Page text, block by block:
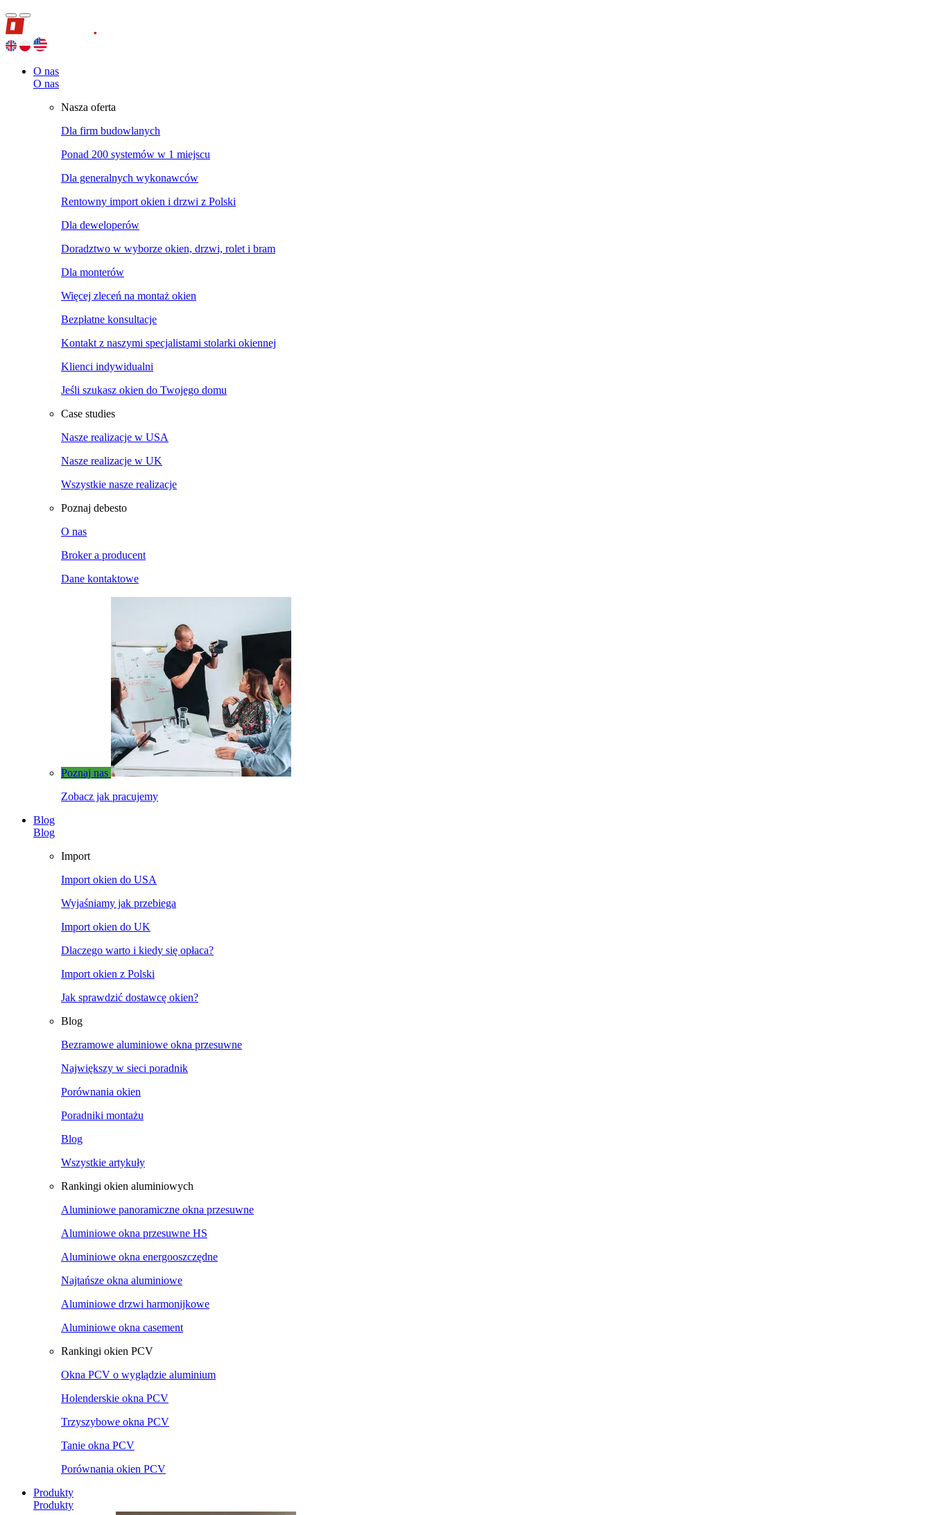
O nas
O nas
Nasza oferta
Dla firm budowlanych
Ponad 200 systemów w 1 miejscu
Dla generalnych wykonawców
Rentowny import okien i drzwi z Polski
Dla deweloperów
Doradztwo w wyborze okien, drzwi, rolet i bram
Dla monterów
Więcej zleceń na montaż okien
Bezpłatne konsultacje
Kontakt z naszymi specjalistami stolarki okiennej
Klienci indywidualni
Jeśli szukasz okien do Twojego domu
Case studies
Nasze realizacje w USA
Nasze realizacje w UK
Wszystkie nasze realizacje
Poznaj debesto
O nas
Broker a producent
Dane kontaktowe
Poznaj nas
Zobacz jak pracujemy
Blog
Blog
Import
Import okien do USA
Wyjaśniamy jak przebiega
Import okien do UK
Dlaczego warto i kiedy się opłaca?
Import okien z Polski
Jak sprawdzić dostawcę okien?
Blog
Bezramowe aluminiowe okna przesuwne
Największy w sieci poradnik
Porównania okien
Poradniki montażu
Blog
Wszystkie artykuły
Rankingi okien aluminiowych
Aluminiowe panoramiczne okna przesuwne
Aluminiowe okna przesuwne HS
Aluminiowe okna energooszczędne
Najtańsze okna aluminiowe
Aluminiowe drzwi harmonijkowe
Aluminiowe okna casement
Rankingi okien PCV
Okna PCV o wyglądzie aluminium
Holenderskie okna PCV
Trzyszybowe okna PCV
Tanie okna PCV
Porównania okien PCV
Produkty
Produkty